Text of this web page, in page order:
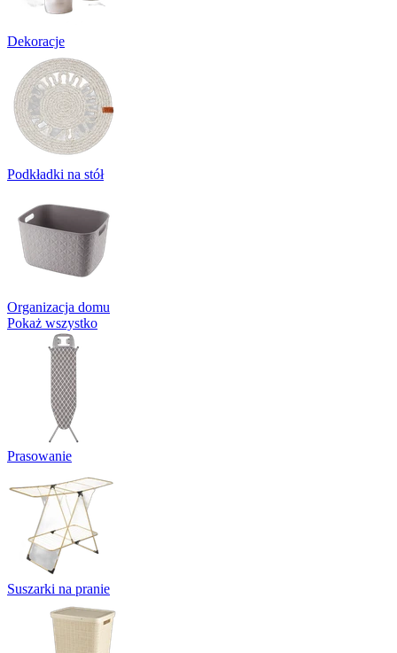
Dekoracje
Podkładki na stół
Organizacja domu
Pokaż wszystko
Prasowanie
Suszarki na pranie